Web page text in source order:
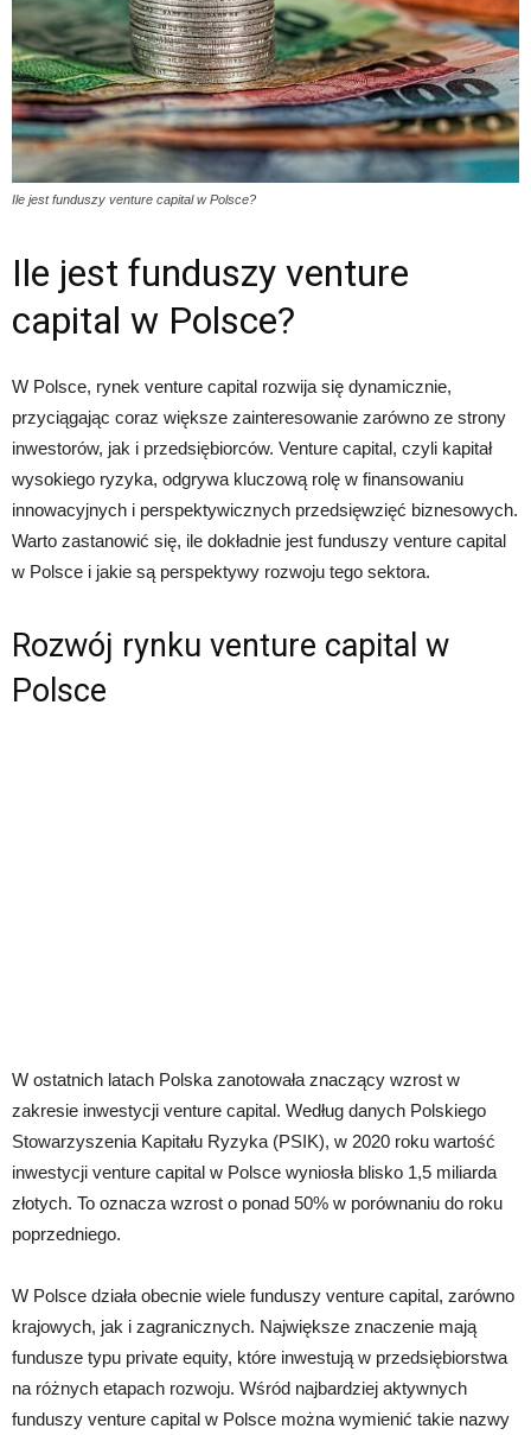
Ile jest funduszy venture capital w Polsce?
Ile jest funduszy venture
capital w Polsce?
W Polsce, rynek venture capital rozwija się dynamicznie,
przyciągając coraz większe zainteresowanie zarówno ze strony
inwestorów, jak i przedsiębiorców. Venture capital, czyli kapitał
wysokiego ryzyka, odgrywa kluczową rolę w finansowaniu
innowacyjnych i perspektywicznych przedsięwzięć biznesowych.
Warto zastanowić się, ile dokładnie jest funduszy venture capital
w Polsce i jakie są perspektywy rozwoju tego sektora.
Rozwój rynku venture capital w
Polsce
W ostatnich latach Polska zanotowała znaczący wzrost w
zakresie inwestycji venture capital. Według danych Polskiego
Stowarzyszenia Kapitału Ryzyka (PSIK), w 2020 roku wartość
inwestycji venture capital w Polsce wyniosła blisko 1,5 miliarda
złotych. To oznacza wzrost o ponad 50% w porównaniu do roku
poprzedniego.
W Polsce działa obecnie wiele funduszy venture capital, zarówno
krajowych, jak i zagranicznych. Największe znaczenie mają
fundusze typu private equity, które inwestują w przedsiębiorstwa
na różnych etapach rozwoju. Wśród najbardziej aktywnych
funduszy venture capital w Polsce można wymienić takie nazwy